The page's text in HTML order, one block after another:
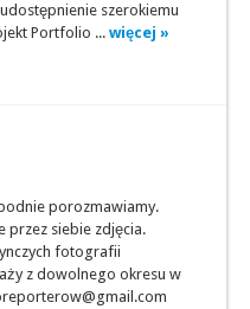
szerokiemu
Portfolio ... więcej »
porozmawiamy.
siebie zdjęcia.
fotografii
z dowolnego okresu w